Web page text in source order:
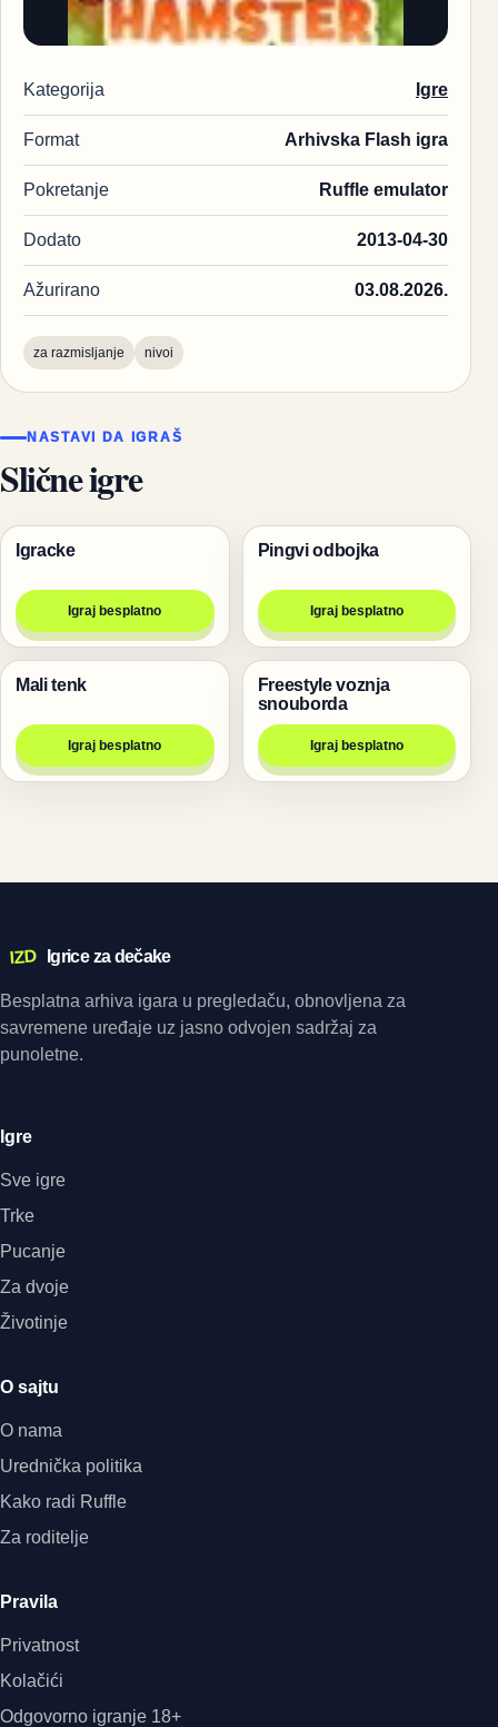
Kategorija Igre
Format Arhivska Flash igra
Pokretanje Ruffle emulator
Dodato 2013-04-30
Ažurirano 03.08.2026.
za razmisljanje nivoi
NASTAVI DA IGRAŠ
Slične igre
Igre
Igracke
Igraj besplatno
Igre za dvoje
Pingvi odbojka
Igraj besplatno
Pucanje
Mali tenk
Igraj besplatno
Igre
Freestyle voznja
snouborda
Igraj besplatno
IZD Igrice za dečake
Besplatna arhiva igara u pregledaču, obnovljena za
savremene uređaje uz jasno odvojen sadržaj za
punoletne.
Igre
Sve igre
Trke
Pucanje
Za dvoje
Životinje
O sajtu
O nama
Urednička politika
Kako radi Ruffle
Za roditelje
Pravila
Privatnost
Kolačići
Odgovorno igranje 18+